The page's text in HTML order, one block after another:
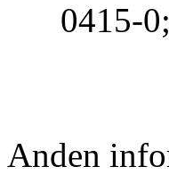
0415-0;
Anden